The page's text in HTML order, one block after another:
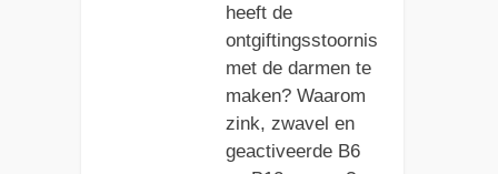
heeft de
ontgiftingsstoornis
met de darmen te
maken? Waarom
zink, zwavel en
geactiveerde B6